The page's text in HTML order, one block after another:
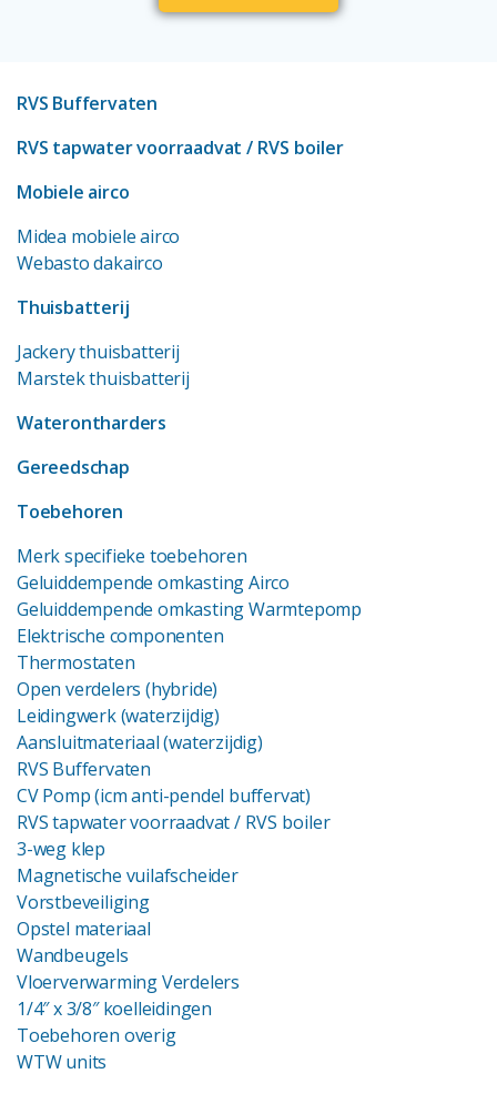
RVS Buffervaten
RVS tapwater voorraadvat / RVS boiler
Mobiele airco
Midea mobiele airco
Webasto dakairco
Thuisbatterij
Jackery thuisbatterij
Marstek thuisbatterij
Waterontharders
Gereedschap
Toebehoren
Merk specifieke toebehoren
Geluiddempende omkasting Airco
Geluiddempende omkasting Warmtepomp
Elektrische componenten
Thermostaten
Open verdelers (hybride)
Leidingwerk (waterzijdig)
Aansluitmateriaal (waterzijdig)
RVS Buffervaten
CV Pomp (icm anti-pendel buffervat)
RVS tapwater voorraadvat/ RVS boiler
3-weg klep
Magnetische vuilafscheider
Vorstbeveiliging
Opstel materiaal
Wandbeugels
Vloerverwarming Verdelers
1/4″ x 3/8″ koelleidingen
Toebehoren overig
WTW units